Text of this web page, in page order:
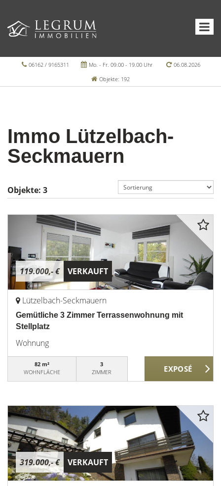
06162 / 9165311 Mo. - Fr. 09.00 - 19.00 Uhr
06.08.2026
Objekte: 192
Immo Lützelbach-
Seckmauern
Objekte: 3
119.000,- € VERKAUFT
Lützelbach-Seckmauern
Gemütliche 3 Zimmer Terrassenwohnung mit
Stellplatz
Wohnung
82 m²
WOHNFLÄCHE
3
ZIMMER
319.000,- € VERKAUFT